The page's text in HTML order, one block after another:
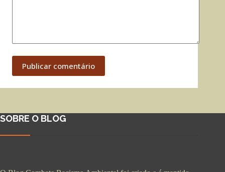
Publicar comentário
SOBRE O BLOG